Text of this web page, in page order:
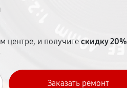
центре, и получитескидку 20%